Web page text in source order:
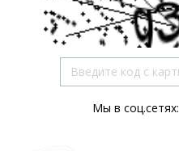
Мы в соц.сетях: